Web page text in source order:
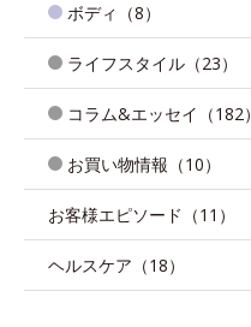
ボディ（8）
ライフスタイル（23）
コラム&エッセイ（182）
お買い物情報（10）
お客様エピソード（11）
ヘルスケア（18）